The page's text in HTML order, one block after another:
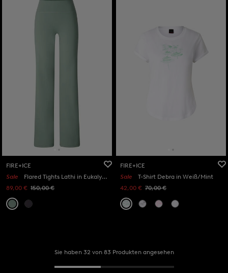
FIRE+ICE
Sale
Flared Tights Lathi in Eukalyptus
89,00 € 150,00 €
FIRE+ICE
Sale
T-Shirt Debra in Weiß/Mint
42,00 € 70,00 €
Sie haben 32 von 83 Produkten angesehen